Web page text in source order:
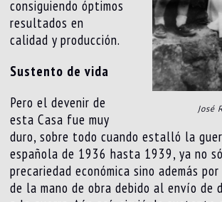
José
consiguiendo óptimos
resultados en
calidad y producción.
Sustento de vida
Pero el devenir de
esta Casa fue muy
duro, sobre todo cuando estalló la
española de 1936 hasta 1939, ya no
precariedad económica sino además
de la mano de obra debido al envío de